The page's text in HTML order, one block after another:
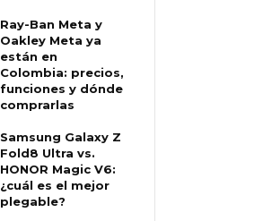
Ray-Ban Meta y
Oakley Meta ya
están en
Colombia: precios,
funciones y dónde
comprarlas
Samsung Galaxy Z
Fold8 Ultra vs.
HONOR Magic V6:
¿cuál es el mejor
plegable?